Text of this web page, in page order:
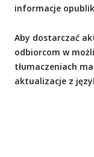
informacje
Aby dostarczać
odbiorcom w
tłumaczeniach
aktualizacje z